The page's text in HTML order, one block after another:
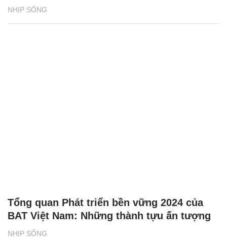
NHỊP SỐNG
NHỊP SỐNG
Tổng quan Phát triển bền vững 2024 của
BAT Việt Nam: Những thành tựu ấn tượng